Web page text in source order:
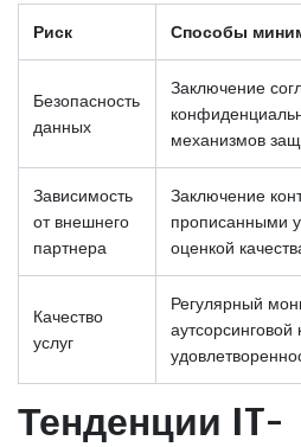
Риск Способы
Безопасность
данных
Заключение
механизмов
Зависимость
от внешнего
партнера
Заключение
прописанными
оценкой
Качество
услуг
Регулярный
Тенденции IT-